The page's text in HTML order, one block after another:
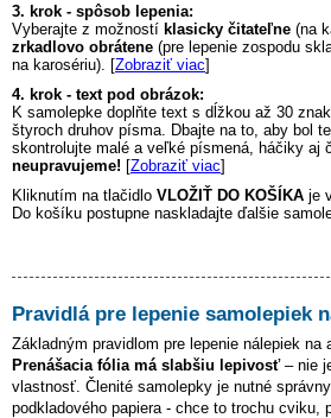
3. krok - spôsob lepenia:
Vyberajte z možností klasicky čitateľne (na
zrkadlovo obrátene (pre lepenie zospodu
na karosériu). [Zobraziť viac]
4. krok - text pod obrázok:
K samolepke doplňte text s dĺžkou až 30
štyroch druhov písma. Dbajte na to, aby bol
skontrolujte malé a veľké písmená, háčiky aj
neupravujeme! [Zobraziť viac]
Kliknutím na tlačidlo VLOŽIŤ DO KOŠÍKA je
Do košíku postupne naskladajte ďalšie
Pravidlá pre lepenie samolepiek
Základným pravidlom pre lepenie nálepiek na
Prenášacia fólia má slabšiu lepivosť– nie
vlastnosť. Členité samolepky je nutné
podkladového papiera - chce to trochu cviku,